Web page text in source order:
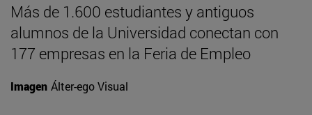
Más de 1.600 estudiantes y antiguos
alumnos de la Universidad conectan con
177 empresas en la Feria de Empleo
Imagen Álter-ego Visual